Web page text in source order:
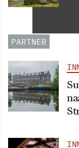
PARTNER